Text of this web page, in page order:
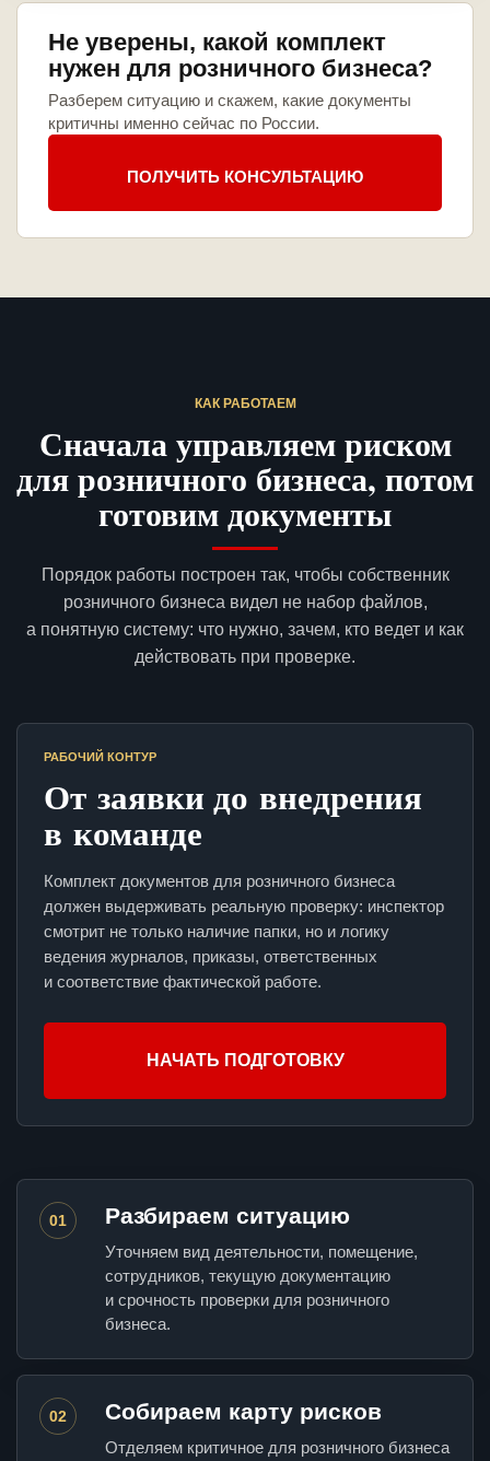
Не уверены, какой комплект
нужен для розничного бизнеса?
Разберем ситуацию и скажем, какие документы
критичны именно сейчас по России.
ПОЛУЧИТЬ КОНСУЛЬТАЦИЮ
КАК РАБОТАЕМ
Сначала управляем риском
для розничного бизнеса, потом
готовим документы
Порядок работы построен так, чтобы собственник
розничного бизнеса видел не набор файлов,
а понятную систему: что нужно, зачем, кто ведет и как
действовать при проверке.
РАБОЧИЙ КОНТУР
От заявки до внедрения
в команде
Комплект документов для розничного бизнеса
должен выдерживать реальную проверку: инспектор
смотрит не только наличие папки, но и логику
ведения журналов, приказы, ответственных
и соответствие фактической работе.
НАЧАТЬ ПОДГОТОВКУ
01 Разбираем ситуацию
Уточняем вид деятельности, помещение,
сотрудников, текущую документацию
и срочность проверки для розничного
бизнеса.
02 Собираем карту рисков
Отделяем критичное для розничного бизнеса